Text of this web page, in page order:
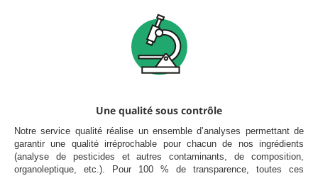
Une qualité sous contrôle
Notre service qualité réalise un ensemble d’analyses permettant de
garantir une qualité irréprochable pour chacun de nos ingrédients
(analyse de pesticides et autres contaminants, de composition,
organoleptique, etc.). Pour 100 % de transparence, toutes ces